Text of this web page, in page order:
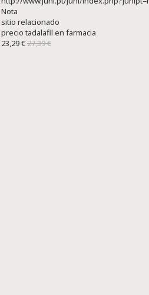
Nota
sitio relacionado
precio tadalafil en farmacia
23,29 €27,39 €